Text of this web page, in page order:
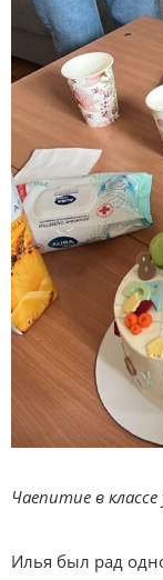
Чаепитие в классе
Илья был рад